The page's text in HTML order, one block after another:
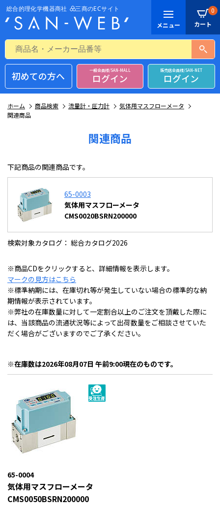
0
初めての方へ 一般会員様/SAN-MALL
ログイン
販売店会員様/SAN-NET
ログイン
ホーム 商品検索 流量計・圧力計
気体用マスフローメータ
関連商品
関連商品
下記商品の関連商品です。
65-0003
気体用マスフローメータ
CMS0020BSRN200000
検索対象カタログ： 総合カタログ2026
※商品CDをクリックすると、詳細情報を表示します。
マークの見方はこちら
※標準納期には、在庫切れ等が発生していない場合の標準的な納
期情報が表示されています。
※弊社の在庫数量に対して一定割合以上のご注文を頂戴した際に
は、当該商品の流通状況等によって出荷数量をご相談させていた
だく場合がございますのでご了承ください。
※在庫数は2026年08月07日 午前9:00現在のものです。
65-0004
気体用マスフローメータ
CMS0050BSRN200000